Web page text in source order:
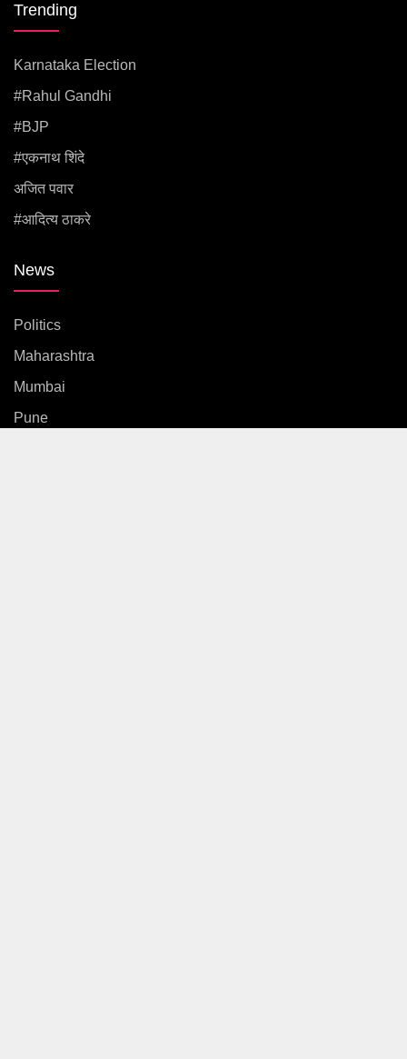
Trending
Karnataka Election
#rahul Gandhi
#BJP
#एकनाथ शिंदे
अजित पवार
#आदित्य ठाकरे
News
Politics
Maharashtra
Mumbai
Pune